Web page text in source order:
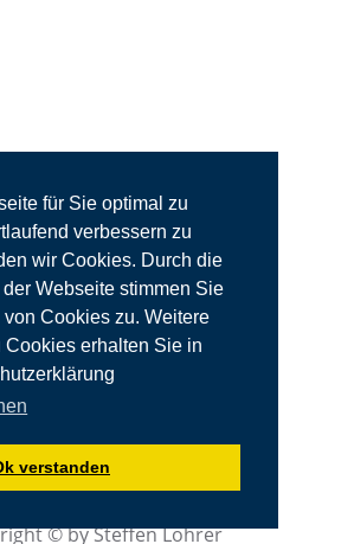
für Sie optimal zu
verbessern zu
wir Cookies. Durch die
Webseite stimmen Sie
Cookies zu. Weitere
Cookies erhalten Sie in
verstanden
© by Steffen Lohrer